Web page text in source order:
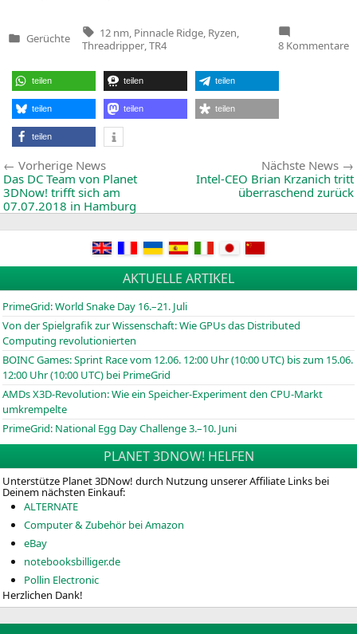
Veröffentlicht
Gerüchte
Tags:
12 nm Pinnacle Ridge Ryzen
Threadripper, TR4 8 Kommentare
teilen teilen teilen
teilen teilen teilen
teilen
Beitragsnavigation
Vorherige NewsVorherige
News:
Das DC Team von Planet
3DNow! trifft sich am
07.07.2018 in Hamburg
Nächste News
Intel-CEO Brian Krzanich tritt
überraschend zurück
AKTUELLE ARTIKEL
PrimeGrid: World Snake Day 16.–21. Juli
Von der Spielgrafik zur Wissenschaft: Wie GPUs das Distributed
Computing revolutionierten
BOINCGames: Sprint Race vom 12.06. 12:00 Uhr (10:00 UTC) bis zum 15.06.
12:00 Uhr (10:00 UTC) bei PrimeGrid
AMDs X3D-Revolution: Wie ein Speicher-Experiment den CPU-Markt
umkrempelte
PrimeGrid: National Egg Day Challenge 3.–10. Juni
PLANET 3DNOW! HELFEN
Unterstütze Planet 3DNow! durch Nutzung unserer Affiliate Links bei
Deinem nächsten Einkauf:
ALTERNATE
Computer & Zubehör bei Amazon
eBay
notebooksbilliger.de
Pollin Electronic
Herzlichen Dank!